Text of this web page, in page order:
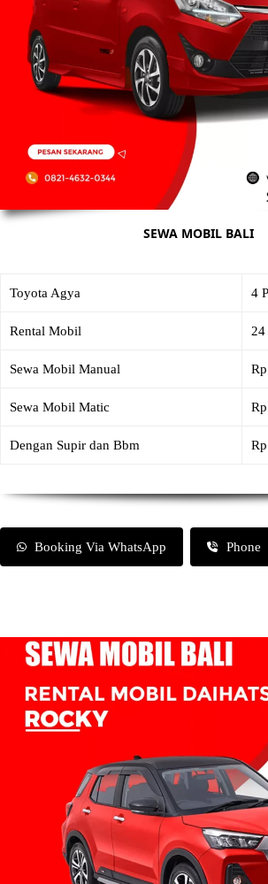
SEWA MOBIL BALI
Toyota Agya 4
Rental Mobil 24
Sewa Mobil Manual
Sewa Mobil Matic
Dengan Supir dan Bbm
Booking Via WhatsApp Phone